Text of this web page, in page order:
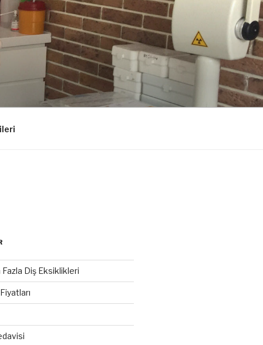
Diş Eksiklikleri